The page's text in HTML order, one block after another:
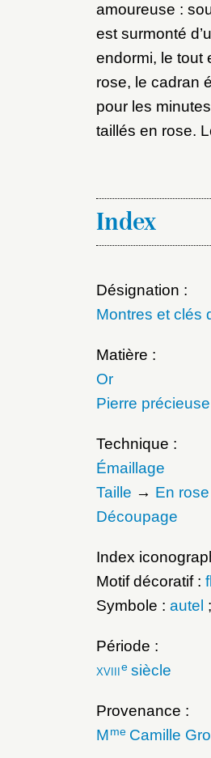
amoureuse :
est surmonté
endormi, le tout
rose, le cadran
pour les
taillés en rose.
Index
Désignation :
Montres et clés
Matière :
Or
Pierre précieuse
Technique :
Émaillage
Taille → En rose
Découpage
Index
Motif décoratif :
Symbole : autel ;
Période :
xviiiesiècle
Provenance :
MmeCamille